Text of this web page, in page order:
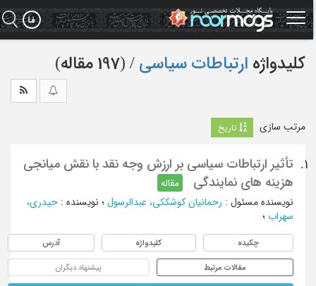
کلیدواژه ارتباطات سیاسی ‏/ (197 مقاله)
مرتب سازی تاریخ
1.
تأثیر ارتباطات سیاسی بر ارزش وجه نقد با نقش میانجی
هزینه‌ های نمایندگی
مقاله
نویسنده مسئول : رحمانیان کوشککی، عبدالرسول ؛ نویسنده: حیدری،
سهراب؛
چکیده کلیدواژه آدرس
مقالات مرتبط پیشنهاد دیگران